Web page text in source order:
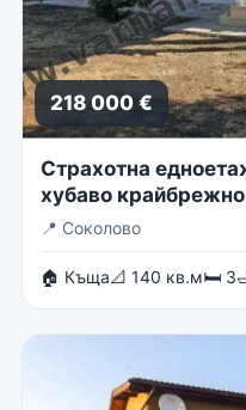
218 000 €
Страхотна
хубаво
📍 Соколово
🏠 Къща📐 140 кв.м🛏 3